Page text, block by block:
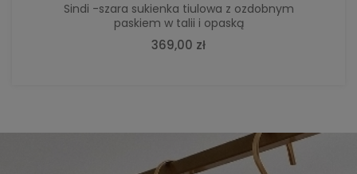
Sindi -szara sukienka tiulowa z ozdobnym
paskiem w talii i opaską
369,00 zł